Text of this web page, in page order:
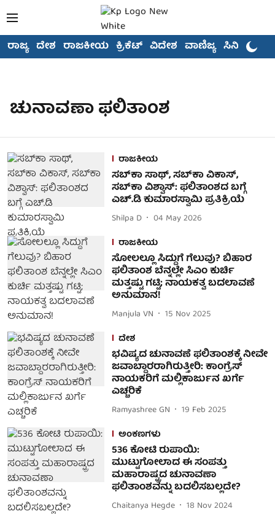
ರಾಜ್ಯ ದೇಶ ರಾಜಕೀಯ ಕ್ರಿಕೆಟ್ ವಿದೇಶ ವಾಣಿಜ್ಯ ಸಿನಿಮಾ
ಚುನಾವಣಾ ಫಲಿತಾಂಶ
ರಾಜಕೀಯ
ಸಬ್‌ಕಾ ಸಾಥ್, ಸಬ್‌ಕಾ ವಿಕಾಸ್,
ಸಬ್‌ಕಾ ವಿಶ್ವಾಸ್‌: ಫಲಿತಾಂಶದ ಬಗ್ಗೆ
ಎಚ್.ಡಿ ಕುಮಾರಸ್ವಾಮಿ ಪ್ರತಿಕ್ರಿಯೆ
Shilpa D
04 May 2026
ರಾಜಕೀಯ
ಸೋಲಲ್ಲೂ ಸಿದ್ದುಗೆ ಗೆಲುವು? ಬಿಹಾರ
ಫಲಿತಾಂಶ ಬೆನ್ನಲ್ಲೇ ಸಿಎಂ ಕುರ್ಚಿ
ಮತ್ತಷ್ಟು ಗಟ್ಟಿ; ನಾಯಕತ್ವ ಬದಲಾವಣೆ
ಅನುಮಾನ!
Manjula VN
15 Nov 2025
ದೇಶ
ಭವಿಷ್ಯದ ಚುನಾವಣೆ ಫಲಿತಾಂಶಕ್ಕೆ ನೀವೇ
ಜವಾಬ್ದಾರರಾಗಿರುತ್ತೀರಿ: ಕಾಂಗ್ರೆಸ್
ನಾಯಕರಿಗೆ ಮಲ್ಲಿಕಾರ್ಜುನ ಖರ್ಗೆ
ಎಚ್ಚರಿಕೆ
Ramyashree GN
19 Feb 2025
ಅಂಕಣಗಳು
536 ಕೋಟಿ ರುಪಾಯಿ:
ಮುಟ್ಟುಗೋಲಾದ ಈ ಸಂಪತ್ತು
ಮಹಾರಾಷ್ಟ್ರದ ಚುನಾವಣಾ
ಫಲಿತಾಂಶವನ್ನು ಬದಲಿಸಬಲ್ಲದೇ?
Chaitanya Hegde
18 Nov 2024